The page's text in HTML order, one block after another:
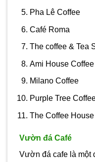
Pha Lê Coffee
Café Roma
The coffee & Tea
Ami House Coffee
Milano Coffee
Purple Tree
The Coffee House
Vườn đá Café
Vườn đá cafe là một